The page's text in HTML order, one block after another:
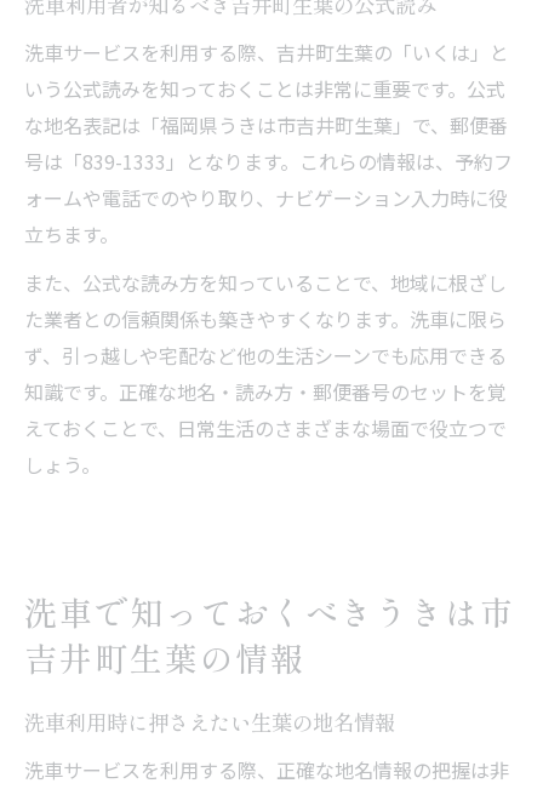
洗車サービスを利用する際、吉井町生葉の「いくは」と
いう公式読みを知っておくことは非常に重要です。公式
な地名表記は「福岡県うきは市吉井町生葉」で、郵便番
号は「839-1333」となります。これらの情報は、予約フ
ォームや電話でのやり取り、ナビゲーション入力時に役
立ちます。
また、公式な読み方を知っていることで、地域に根ざし
た業者との信頼関係も築きやすくなります。洗車に限ら
ず、引っ越しや宅配など他の生活シーンでも応用できる
知識です。正確な地名・読み方・郵便番号のセットを覚
えておくことで、日常生活のさまざまな場面で役立つで
しょう。
洗車で知っておくべきうきは市
吉井町生葉の情報
洗車利用時に押さえたい生葉の地名情報
洗車サービスを利用する際、正確な地名情報の把握は非